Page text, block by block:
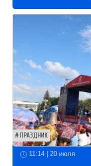
ПРАЗДНИК
11:14 | 20 июля